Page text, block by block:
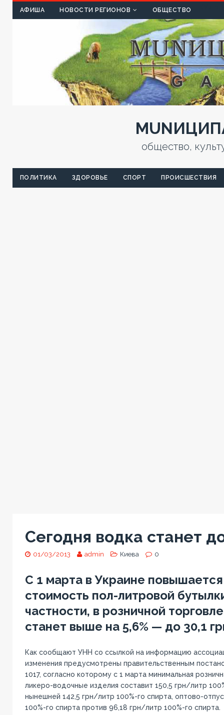
АФИША НОВОСТИ РЕГИОНОВ ОБЩЕСТВО
общество,
ПОЛИТИКА ЗДОРОВЬЕ СПОРТ ПРОИСШЕСТВИЯ
Сегодня водка станет
01/03/2013 admin Киева 0
С 1 марта в Украине
стоимость пол-литровой
частности, в розничной
станет выше на 5,6% — до 30,1
Как сообщают УНН со ссылкой на информацию
изменения предусмотрены правительственным
1017, согласно которому с 1 марта минимальная
ликеро-водочные изделия составит 150,5 грн/литр
нынешней 142,5 грн/литр 100%-го спирта, оптово-
100%-го спирта против 96,18 грн/литр 100%-го спирта.